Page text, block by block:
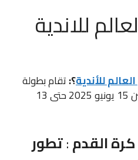
للاندية
للأندية؟:تقام بطولة
كأس العالم للأندية 2025 بين 15 يونيو 2025 حتى 13
كرة القدم:تطور